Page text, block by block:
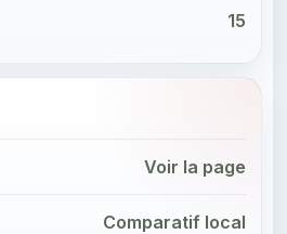
15
Voir la page
Comparatif local